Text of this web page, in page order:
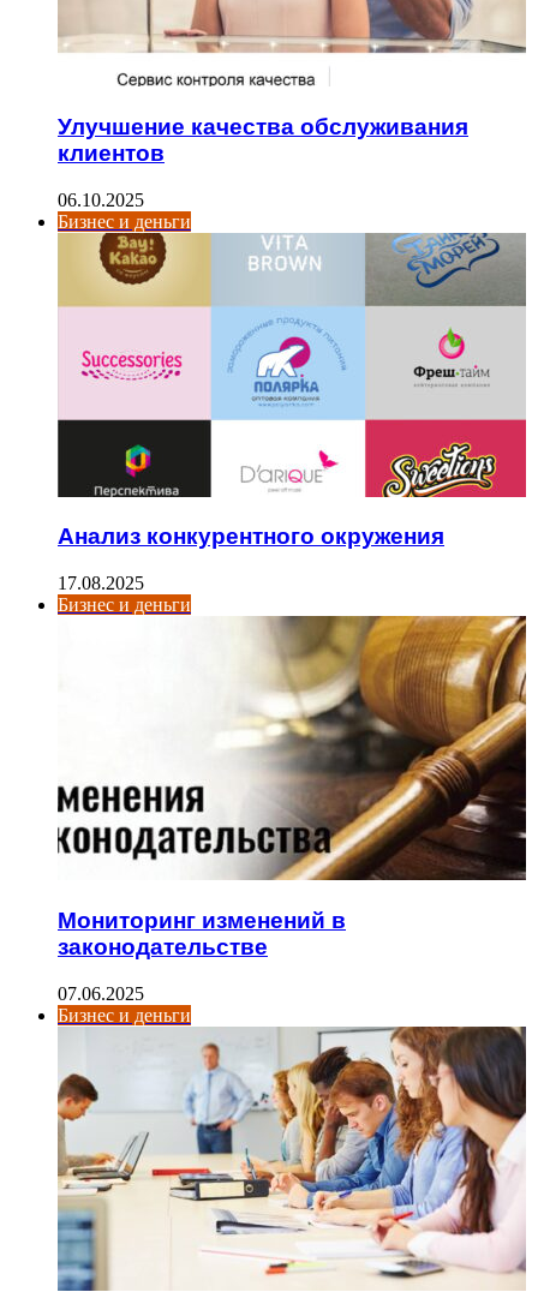
Улучшение качества обслуживания
клиентов
06.10.2025
Бизнес и деньги
Анализ конкурентного окружения
17.08.2025
Бизнес и деньги
Мониторинг изменений в
законодательстве
07.06.2025
Бизнес и деньги